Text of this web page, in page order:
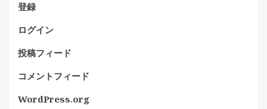
登録
ログイン
投稿フィード
コメントフィード
WordPress.org